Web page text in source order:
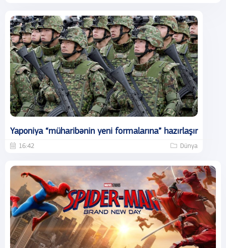
Yaponiya “müharibənin yeni formalarına” hazırlaşır
16:42 Dünya